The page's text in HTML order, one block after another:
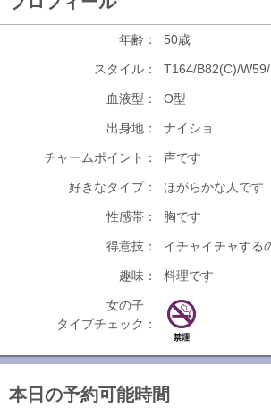
年齢： 50歳
スタイル： T164/B82(C)/
血液型： O型
出身地： ナイショ
チャームポイント： 声です
好きなタイプ： ほがらかな人です
性感帯： 胸です
得意技： イチャイチャする
趣味： 料理です
女の子
タイプチェック：
本日の予約可能時間